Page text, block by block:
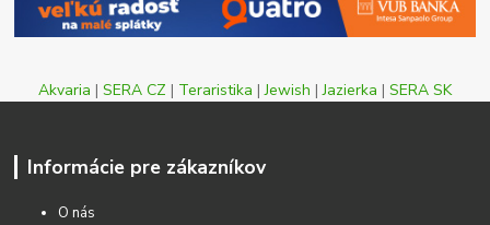
Akvaria | SERA CZ | Teraristika |Jewish |Jazierka | SERA SK
Informácie pre zákazníkov
O nás